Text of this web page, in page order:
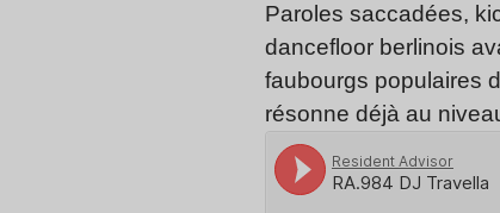
Paroles saccadées,
dancefloor berlinois
faubourgs populaires
résonne déjà au